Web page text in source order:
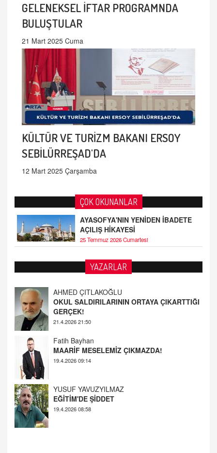
GELENEKSEL İFTAR PROGRAMNDA
BULUŞTULAR
21 Mart 2025 Cuma
KÜLTÜR VE TURİZM BAKANI ERSOY
SEBİLÜRREŞAD'DA
12 Mart 2025 Çarşamba
ÇOK OKUNANLAR
AYASOFYA'NIN YENİDEN İBADETE
AÇILIŞ HİKAYESİ
25 Temmuz 2026 Cumartesi
YAZARLAR
AHMED ÇITLAKOĞLU
OKUL SALDIRILARININ ORTAYA ÇIKARTTIĞI
21.4.2026 21:50
Fatih Bayhan
MAARİF MESELEMİZ ÇIKMAZDA!
YUSUF YAVUZYILMAZ